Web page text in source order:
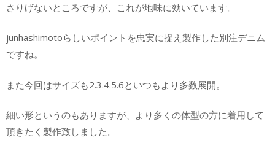
さりげないところですが、これが地味に効いています。
junhashimotoらしいポイントを忠実に捉え製作した別注デニム
ですね。
また今回はサイズも2.3.4.5.6といつもより多数展開。
細い形というのもありますが、より多くの体型の方に着用して
頂きたく製作致しました。